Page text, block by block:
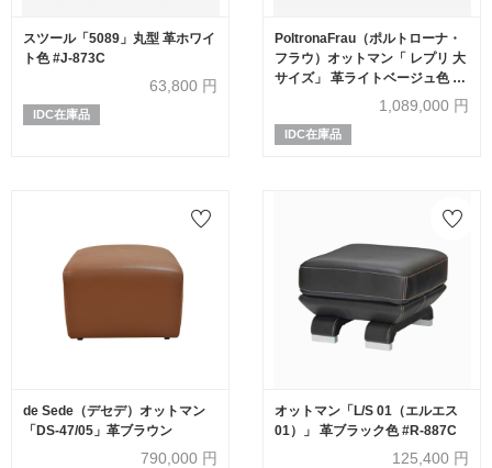
スツール「5089」丸型 革ホワイ
ト色 #J-873C
63,800 円
IDC在庫品
PoltronaFrau（ポルトローナ・
フラウ）オットマン「 レプリ 大
サイズ」 革ライトベージュ色 布
1,089,000 円
IDC在庫品
de Sede（デセデ）オットマン
「DS-47/05」革ブラウン
790,000 円
オットマン「L/S 01（エルエス
01）」 革ブラック色 #R-887C
125,400 円